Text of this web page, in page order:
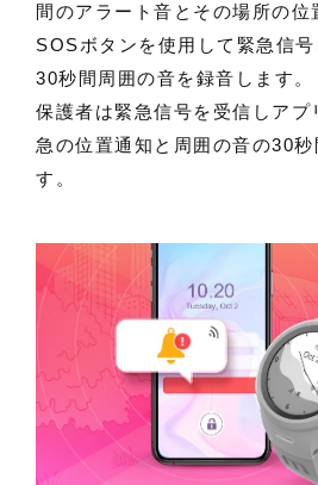
間のアラート音とその場所の位
SOSボタンを使用して緊急信
30秒間周囲の音を録音します。
保護者は緊急信号を受信しアプ
急の位置通知と周囲の音の30秒
す。